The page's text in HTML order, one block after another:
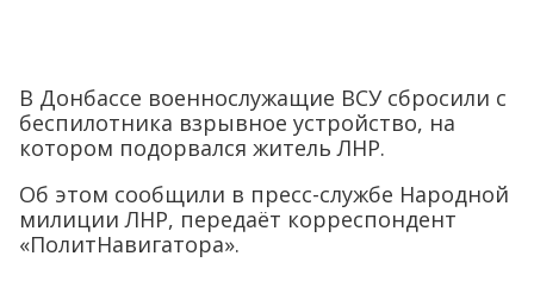
В Донбассе военнослужащие ВСУ сбросили с
беспилотника взрывное устройство, на
котором подорвался житель ЛНР.
Об этом сообщили в пресс-службе Народной
милиции ЛНР, передаёт корреспондент
«ПолитНавигатора».